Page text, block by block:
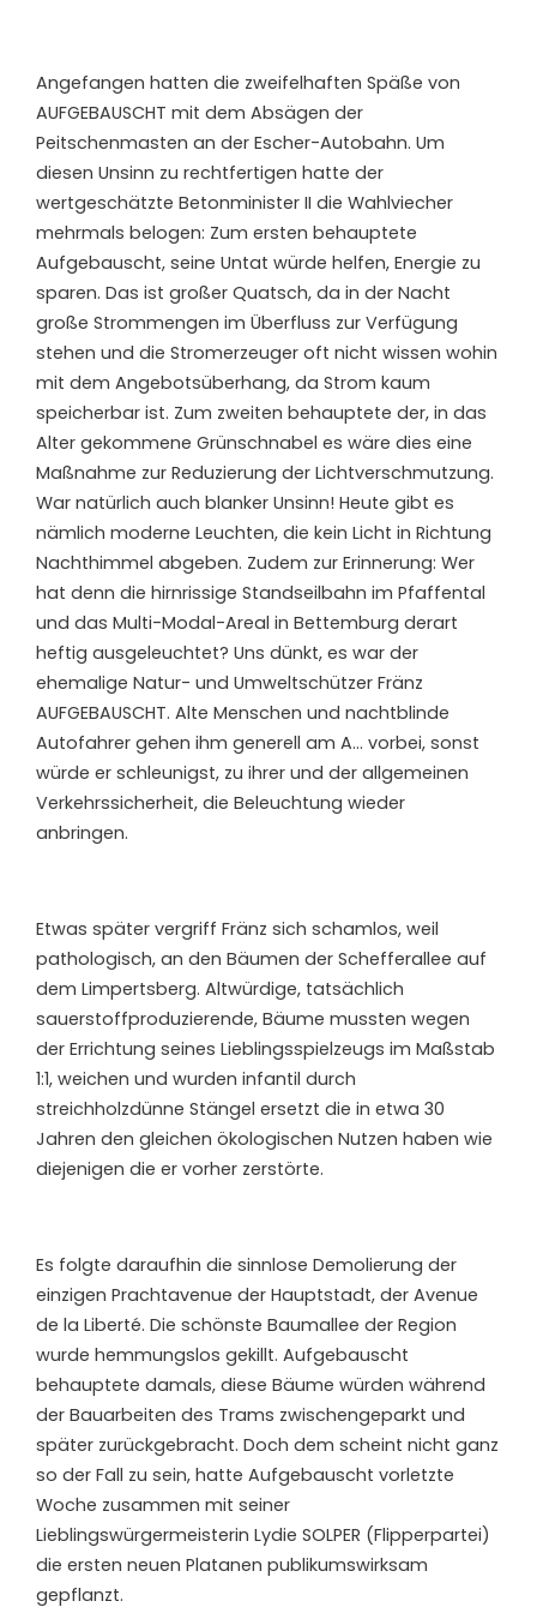
Angefangen hatten die zweifelhaften Späße von
AUFGEBAUSCHT mit dem Absägen der
Peitschenmasten an der Escher-Autobahn. Um
diesen Unsinn zu rechtfertigen hatte der
wertgeschätzte Betonminister II die Wahlviecher
mehrmals belogen: Zum ersten behauptete
Aufgebauscht, seine Untat würde helfen, Energie zu
sparen. Das ist großer Quatsch, da in der Nacht
große Strommengen im Überfluss zur Verfügung
stehen und die Stromerzeuger oft nicht wissen wohin
mit dem Angebotsüberhang, da Strom kaum
speicherbar ist. Zum zweiten behauptete der, in das
Alter gekommene Grünschnabel es wäre dies eine
Maßnahme zur Reduzierung der Lichtverschmutzung.
War natürlich auch blanker Unsinn! Heute gibt es
nämlich moderne Leuchten, die kein Licht in Richtung
Nachthimmel abgeben. Zudem zur Erinnerung: Wer
hat denn die hirnrissige Standseilbahn im Pfaffental
und das Multi-Modal-Areal in Bettemburg derart
heftig ausgeleuchtet? Uns dünkt, es war der
ehemalige Natur- und Umweltschützer Fränz
AUFGEBAUSCHT. Alte Menschen und nachtblinde
Autofahrer gehen ihm generell am A… vorbei, sonst
würde er schleunigst, zu ihrer und der allgemeinen
Verkehrssicherheit, die Beleuchtung wieder
anbringen.
Etwas später vergriff Fränz sich schamlos, weil
pathologisch, an den Bäumen der Schefferallee auf
dem Limpertsberg. Altwürdige, tatsächlich
sauerstoffproduzierende, Bäume mussten wegen
der Errichtung seines Lieblingsspielzeugs im Maßstab
1:1, weichen und wurden infantil durch
streichholzdünne Stängel ersetzt die in etwa 30
Jahren den gleichen ökologischen Nutzen haben wie
diejenigen die er vorher zerstörte.
Es folgte daraufhin die sinnlose Demolierung der
einzigen Prachtavenue der Hauptstadt, der Avenue
de la Liberté. Die schönste Baumallee der Region
wurde hemmungslos gekillt. Aufgebauscht
behauptete damals, diese Bäume würden während
der Bauarbeiten des Trams zwischengeparkt und
später zurückgebracht. Doch dem scheint nicht ganz
so der Fall zu sein, hatte Aufgebauscht vorletzte
Woche zusammen mit seiner
Lieblingswürgermeisterin Lydie SOLPER (Flipperpartei)
die ersten neuen Platanen publikumswirksam
gepflanzt.